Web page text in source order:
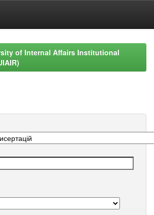
of Internal Affairs Institutional